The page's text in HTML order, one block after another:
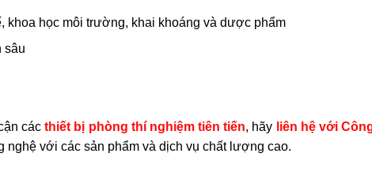
khoa học môi trường, khai khoáng và dược phẩm
sâu
cácthiết bị phòng thí nghiệm tiên tiến, hãy liên hệ với
nghệ với các sản phẩm và dịch vụ chất lượng cao.